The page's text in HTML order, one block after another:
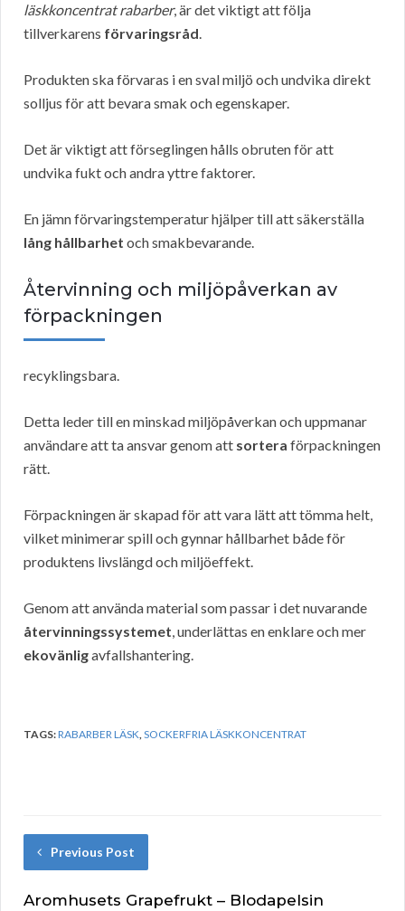
läskkoncentrat rabarber, är det viktigt att följa
tillverkarens förvaringsråd.
Produkten ska förvaras i en sval miljö och undvika direkt
solljus för att bevara smak och egenskaper.
Det är viktigt att förseglingen hålls obruten för att
undvika fukt och andra yttre faktorer.
En jämn förvaringstemperatur hjälper till att säkerställa
lång hållbarhet och smakbevarande.
Återvinning och miljöpåverkan av
förpackningen
recyklingsbara.
Detta leder till en minskad miljöpåverkan och uppmanar
användare att ta ansvar genom att sortera förpackningen
rätt.
Förpackningen är skapad för att vara lätt att tömma helt,
vilket minimerar spill och gynnar hållbarhet både för
produktens livslängd och miljöeffekt.
Genom att använda material som passar i det nuvarande
återvinningssystemet, underlättas en enklare och mer
ekovänligavfallshantering.
TAGS:RABARBER LÄSK,SOCKERFRIA LÄSKKONCENTRAT
Previous Post
Aromhusets Grapefrukt – Blodapelsin